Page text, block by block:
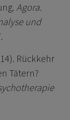
Agora.
und
Rückkehr
Tätern?